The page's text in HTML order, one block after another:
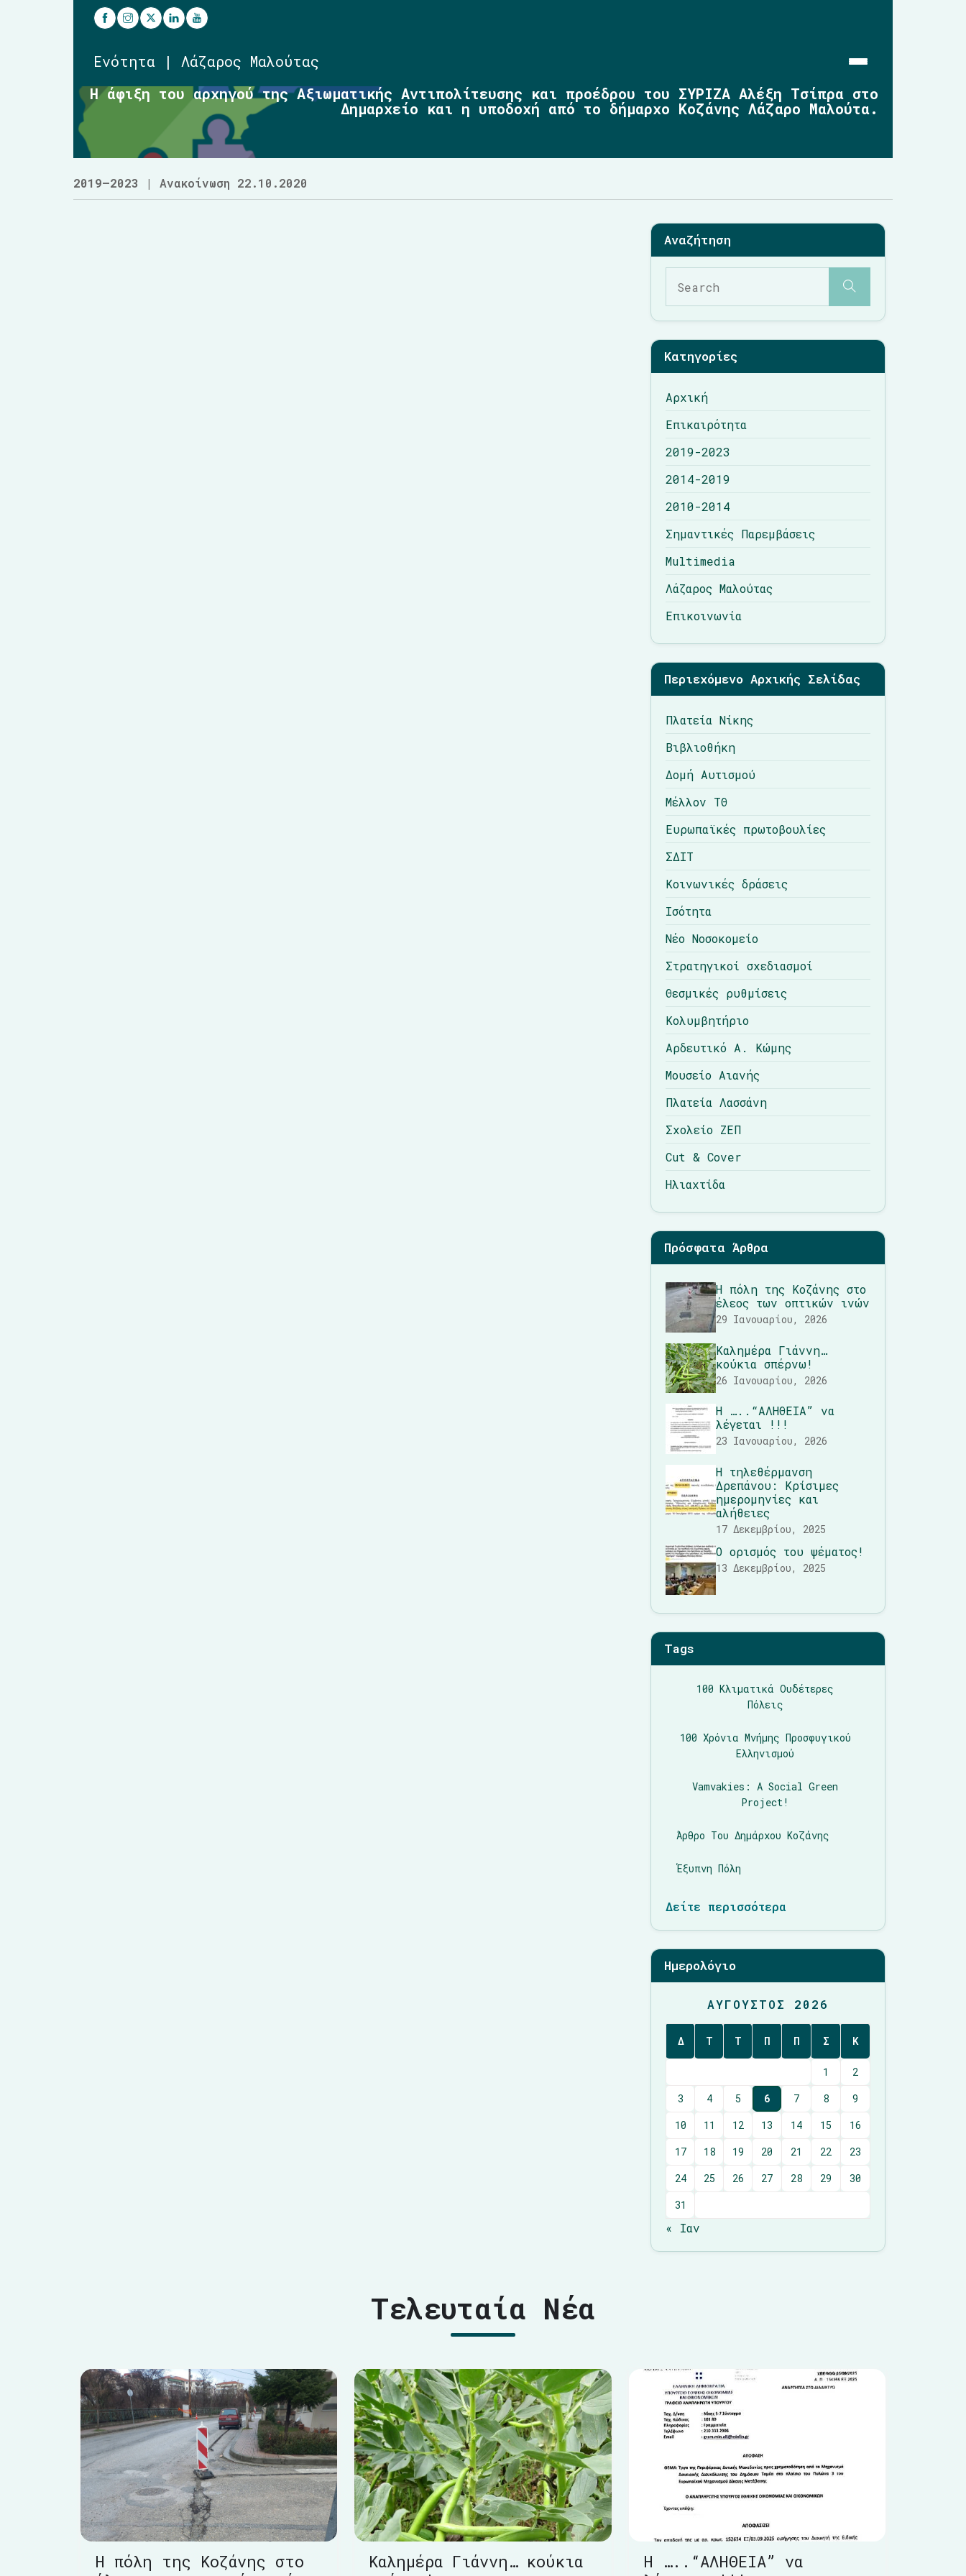
Ενότητα | Λάζαρος Μαλούτας
2019-2023
2014-2019
2010-2014
Σημαντικές Παρεμβάσεις
Multimedia
Λάζαρος Μαλούτας
Επικοινωνία
Η άφιξη του αρχηγού της Αξιωματικής Αντιπολίτευσης και προέδρου του ΣΥΡΙΖΑ Αλέξη Τσίπρα στο
Δημαρχείο και η υποδοχή από το δήμαρχο Κοζάνης Λάζαρο Μαλούτα.
2019–2023 | Ανακοίνωση 22.10.2020
Κατηγορίες
Αρχική
Επικαιρότητα
2019-2023
2014-2019
2010-2014
Σημαντικές Παρεμβάσεις
Multimedia
Λάζαρος Μαλούτας
Επικοινωνία
Περιεχόμενο Αρχικής Σελίδας
Πλατεία Νίκης
Βιβλιοθήκη
Δομή Αυτισμού
Μέλλον ΤΘ
Ευρωπαϊκές πρωτοβουλίες
ΣΔΙΤ
Κοινωνικές δράσεις
Ισότητα
Νέο Νοσοκομείο
Στρατηγικοί σχεδιασμοί
Θεσμικές ρυθμίσεις
Κολυμβητήριο
Αρδευτικό Α. Κώμης
Μουσείο Αιανής
Πλατεία Λασσάνη
Σχολείο ΖΕΠ
Cut & Cover
Ηλιαχτίδα
Πρόσφατα Άρθρα
Η πόλη της Κοζάνης στο
έλεος των οπτικών ινών
29 Ιανουαρίου, 2026
Καλημέρα Γιάννη…
κούκια σπέρνω!
26 Ιανουαρίου, 2026
Η …..“ΑΛΗΘΕΙΑ” να
λέγεται !!!
23 Ιανουαρίου, 2026
Η τηλεθέρμανση
Δρεπάνου: Κρίσιμες
ημερομηνίες και
αλήθειες
17 Δεκεμβρίου, 2025
Ο ορισμός του ψέματος!
13 Δεκεμβρίου, 2025
Tags
100 Κλιματικά Ουδέτερες
Πόλεις
100 Χρόνια Μνήμης Προσφυγικού
Ελληνισμού
Vamvakies: A Social Green
Project!
Άρθρο Του Δημάρχου Κοζάνης
Έξυπνη Πόλη
Δείτε περισσότερα
Ημερολόγιο
ΑΎΓΟΥΣΤΟΣ 2026
Δ Τ Τ Π Π Σ Κ
1
2
3
4 5 6 7 8
9
10
11 12 13 14 15
16
17
18 19 20 21 22
23
24
25 26 27 28 29
30
31
« Ιαν
Τελευταία Νέα
Η πόλη της Κοζάνης στο
Καλημέρα Γιάννη… κούκια
Η …..“ΑΛΗΘΕΙΑ” να